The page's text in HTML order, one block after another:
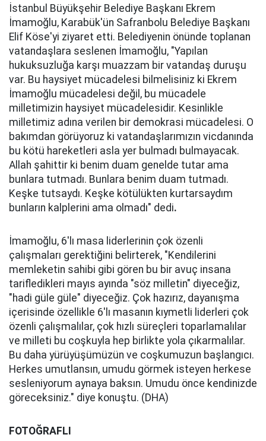
İstanbul Büyükşehir Belediye Başkanı Ekrem
İmamoğlu, Karabük'ün Safranbolu Belediye Başkanı
Elif Köse'yi ziyaret etti. Belediyenin önünde toplanan
vatandaşlara seslenen İmamoğlu, "Yapılan
hukuksuzluğa karşı muazzam bir vatandaş duruşu
var. Bu haysiyet mücadelesi bilmelisiniz ki Ekrem
İmamoğlu mücadelesi değil, bu mücadele
milletimizin haysiyet mücadelesidir. Kesinlikle
milletimiz adına verilen bir demokrasi mücadelesi. O
bakımdan görüyoruz ki vatandaşlarımızın vicdanında
bu kötü hareketleri asla yer bulmadı bulmayacak.
Allah şahittir ki benim duam genelde tutar ama
bunlara tutmadı. Bunlara benim duam tutmadı.
Keşke tutsaydı. Keşke kötülükten kurtarsaydım
bunların kalplerini ama olmadı" dedi.
İmamoğlu, 6'lı masa liderlerinin çok özenli
çalışmaları gerektiğini belirterek, "Kendilerini
memleketin sahibi gibi gören bu bir avuç insana
tarifledikleri mayıs ayında "söz milletin" diyeceğiz,
"hadi güle güle" diyeceğiz. Çok hazırız, dayanışma
içerisinde özellikle 6'lı masanın kıymetli liderleri çok
özenli çalışmalılar, çok hızlı süreçleri toparlamalılar
ve milleti bu coşkuyla hep birlikte yola çıkarmalılar.
Bu daha yürüyüşümüzün ve coşkumuzun başlangıcı.
Herkes umutlansın, umudu görmek isteyen herkese
sesleniyorum aynaya baksın. Umudu önce kendinizde
göreceksiniz." diye konuştu. (DHA)
FOTOĞRAFLI